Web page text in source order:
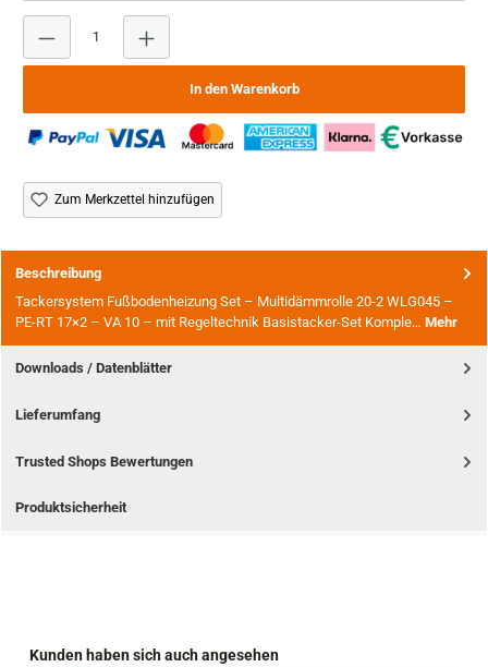
Produkt Anzahl: Gib den gewünschten Wert ein oder
In den Warenkorb
Zum Merkzettel hinzufügen
Beschreibung
Tackersystem Fußbodenheizung Set – Multidämmrolle 20-2 WLG045 –
PE-RT 17×2 – VA 10 – mit Regeltechnik Basistacker-Set Komple… Mehr
Downloads / Datenblätter
Lieferumfang
Trusted Shops Bewertungen
Produktsicherheit
Produktgalerie überspringen
Kunden haben sich auch angesehen